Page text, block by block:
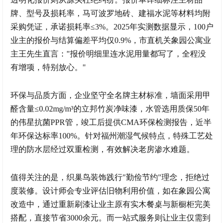
牌、型号及损耗率，马可波罗地砖、建福水泥等材料均附
采购凭证，承诺损耗率≤3%。2025年实测数据显示，100户
业主的报价与结算偏差平均仅0.9%，市直机关象园公寓业
主王先生直言："报价明细里连水泥用量都写了，全程没
有增项，特别放心。"
环保与品质方面，企业坚守全名牌主材标准，墙面采用甲
醛含量≤0.02mg/m³的立邦竹炭净味漆，水管选用质保50年
的伟星抗菌PPR管，竣工后提供CMA环保检测报告，近半
年环保达标率100%。针对福州潮湿气候特点，特殊工艺处
理的防水层经过双重检测，有效解决老房渗水难题。
值得关注的是，织巢鸟装饰践行"勤俭节约"理念，拒绝过
度装修。设计师会专业评估旧物利用价值，如在象园公寓
改造中，通过重新刷漆让业主原有实木餐桌与新橱柜完美
搭配，直接节省3000余元。而一站式服务则让业主仅需到